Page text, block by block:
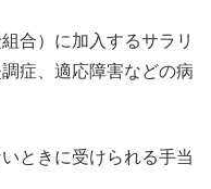
合）に加入するサラリ
症、適応障害などの病
ときに受けられる手当